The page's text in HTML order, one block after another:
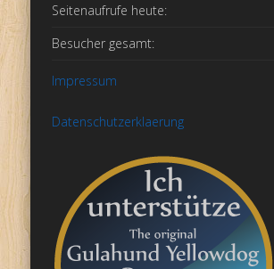
Seitenaufrufe heute:
Besucher gesamt:
Impressum
Datenschutzerklaerung